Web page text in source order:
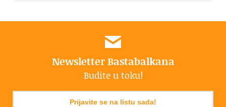
Newsletter Bastabalkana
Budite u toku!
Prijavite se na listu sada!